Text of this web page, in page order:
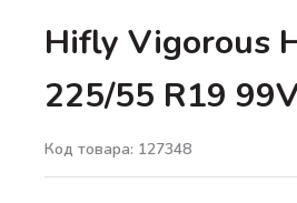
Hifly Vigorous
225/55 R19
Код товара: 127348